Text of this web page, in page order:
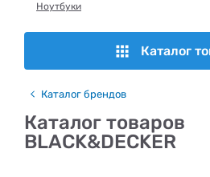
Ноутбуки
Каталог
Каталог брендов
Каталог товаров
BLACK&DECKER